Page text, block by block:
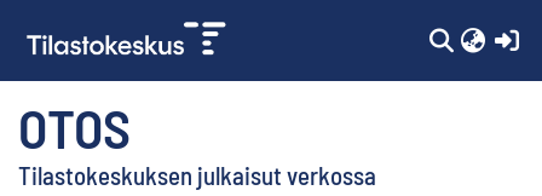
OTOS
Tilastokeskuksen julkaisut verkossa